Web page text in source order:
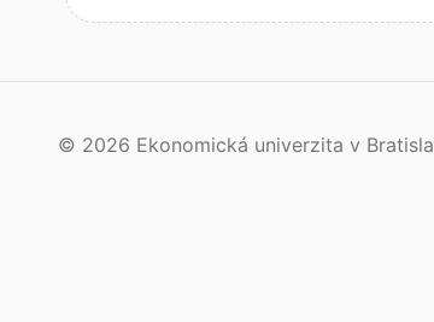
© 2026 Ekonomická univerzita v